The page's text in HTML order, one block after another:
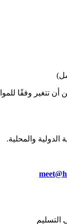
أن تتغير وفقًا
والمحلية.
التسليم